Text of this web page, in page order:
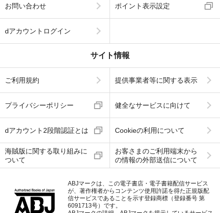
お問い合わせ ポイント表示設定
dアカウントログイン
サイト情報
ご利用規約 提供事業者等に関する表示
プライバシーポリシー 健全なサービスに向けて
dアカウント2段階認証とは Cookieの利用について
海賊版に関する取り組みに
ついて
お客さまのご利用端末から
の情報の外部送信について
ABJマークは、この電子書店・電子書籍配信サービス
が、著作権者からコンテンツ使用許諾を得た正規版配
信サービスであることを示す登録商標（登録番号 第
6091713号）です。